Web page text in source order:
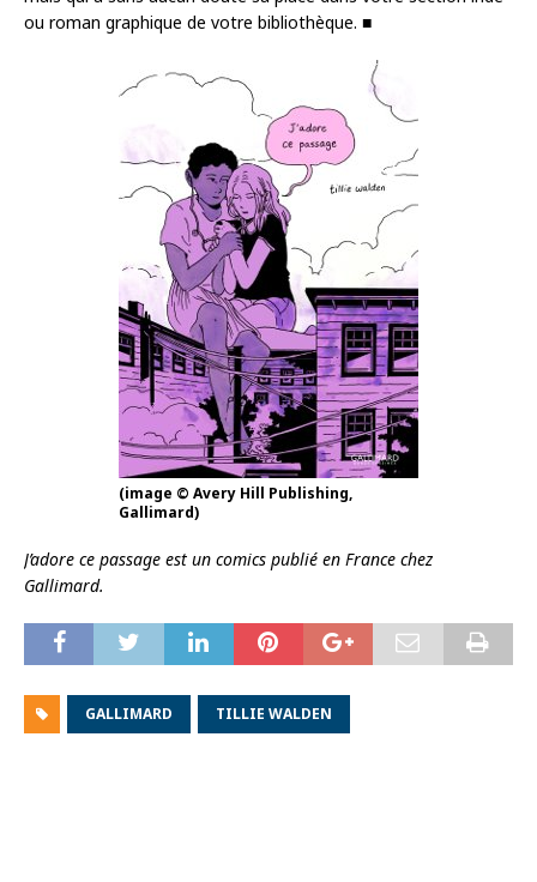
ou roman graphique de votre bibliothèque. ■
(image © Avery Hill Publishing,
Gallimard)
J’adore ce passage est un comics publié en France chez
Gallimard.
GALLIMARD TILLIE WALDEN